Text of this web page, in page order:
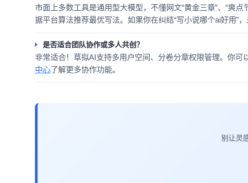
市面上多数工具是通用型大模型，不懂网文“黄金三章”、“爽
据平台算法推荐最优写法。如果你在纠结“写小说哪个ai好用”，
是否适合团队协作或多人共创？
非常适合！草拟AI支持多用户空间、分卷分章权限管理。你
中心了解更多协作功能。
别让灵